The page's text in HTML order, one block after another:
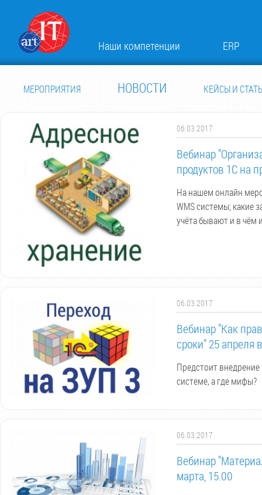
Наши компетенции ERP
МЕРОПРИЯТИЯ НОВОСТИ КЕЙСЫ И
06.03.2017
Вебинар
продуктов 1С на
На нашем онлайн
WMS системы; какие
учёта бывают и в чём
06.03.2017
Вебинар "Как
сроки" 25 апреля
Предстоит внедрение
системе, а где мифы?
06.03.2017
Вебинар
марта, 15.00